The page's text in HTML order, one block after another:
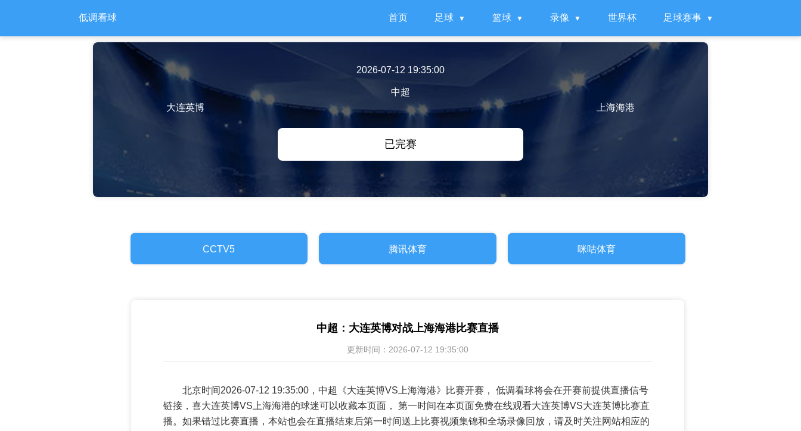
低调看球 首页 足球 篮球 录像 世界杯 足球赛事
大连英博
2026-07-12 19:35:00
中超
已完赛
上海海港
CCTV5 腾讯体育 咪咕体育
中超：大连英博对战上海海港比赛直播
更新时间：2026-07-12 19:35:00
北京时间2026-07-12 19:35:00，中超《大连英博VS上海海港》比赛开赛， 低调看球将会在开赛前提供直播信号
链接，喜大连英博VS上海海港的球迷可以收藏本页面， 第一时间在本页面免费在线观看大连英博VS大连英博比赛直
播。如果错过比赛直播，本站也会在直播结束后第一时间送上比赛视频集锦和全场录像回放，请及时关注网站相应的